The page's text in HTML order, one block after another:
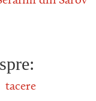
tacere